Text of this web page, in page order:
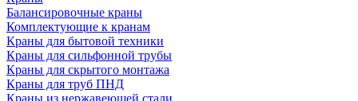
Балансировочные краны
Комплектующие к кранам
Краны для бытовой техники
Краны для сильфонной трубы
Краны для скрытого монтажа
Краны для труб ПНД
Краны из нержавеющей стали